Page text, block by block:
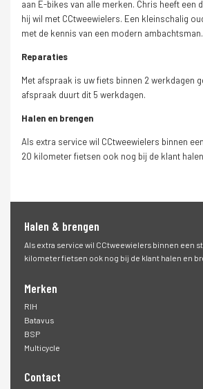
aan E-bikes van alle merken. Chris heeft een
hij wil met CCtweewielers. Een kleinschalig
met de kennis van een modern ambachtsman.
Reparaties
Met afspraak is uw fiets binnen 2 werkdagen
afspraak duurt dit 5 werkdagen.
Halen en brengen
Als extra service wil CCtweewielers binnen
20 kilometer fietsen ook nog bij de klant
Halen & brengen
Als extra service wil CCtweewielers binnen een
kilometer fietsen ook nog bij de klant halen en
Merken
RIH
Batavus
BSP
Multicycle
Contact